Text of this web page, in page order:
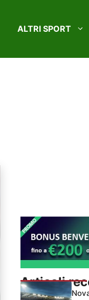
ALTRI SPORT
Articoli